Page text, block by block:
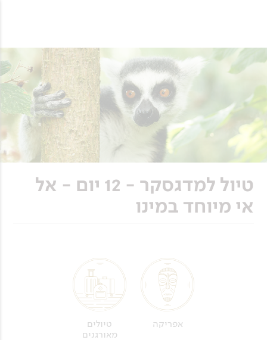
טיול למדגסקר - 12 יום - אל
אי מיוחד במינו
אפריקה
טיולים
מאורגנים